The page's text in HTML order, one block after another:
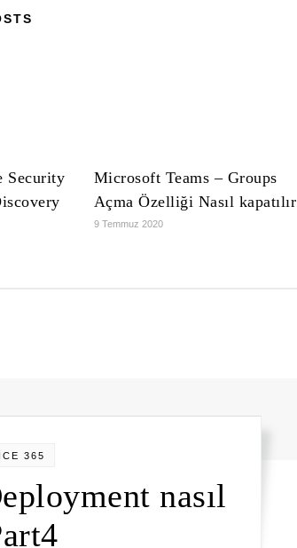
Security
Microsoft Teams – Groups
Açma Özelliği Nasıl kapatılır
9 Temmuz 2020
365
nasıl